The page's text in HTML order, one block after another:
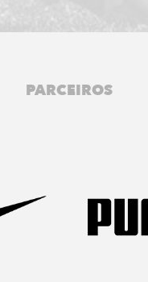
PARCEIROS